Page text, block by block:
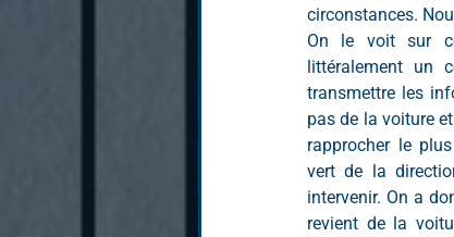
circonstances.
On le voit sur
littéralement un
transmettre les
pas de la voiture
rapprocher le
vert de la
intervenir. On a
revient de la